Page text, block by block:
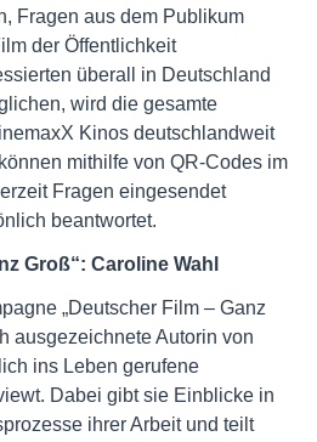
Fragen aus dem Publikum
der Öffentlichkeit
überall in Deutschland
wird die gesamte
Kinos deutschlandweit
mithilfe von QR-Codes im
Fragen eingesendet
beantwortet.
Groß“: Caroline Wahl
„Deutscher Film – Ganz
ausgezeichnete Autorin von
ins Leben gerufene
Dabei gibt sie Einblicke in
ihrer Arbeit und teilt